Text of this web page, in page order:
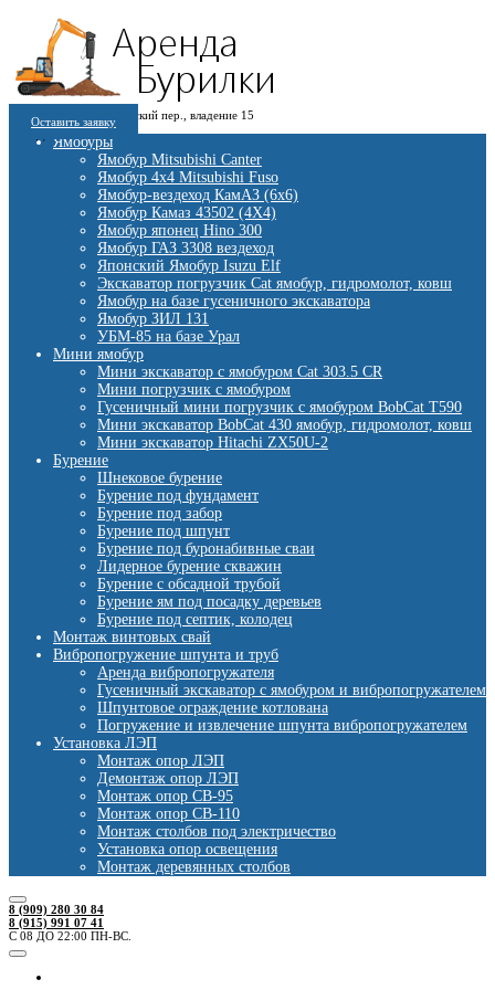
г. Москва, 1-й Котляковский пер., владение 15
burowick@yandex.ru
8 (909) 280 30 84
8 (915) 991 07 41
Оставить заявку
Ямобуры
Ямобур Mitsubishi Canter
Ямобур 4х4 Mitsubishi Fuso
Ямобур-вездеход КамАЗ (6х6)
Ямобур Камаз 43502 (4Х4)
Ямобур японец Hino 300
Ямобур ГАЗ 3308 вездеход
Японский Ямобур Isuzu Elf
Экскаватор погрузчик Cat ямобур, гидромолот, ковш
Ямобур на базе гусеничного экскаватора
Ямобур ЗИЛ 131
УБМ-85 на базе Урал
Мини ямобур
Мини экскаватор с ямобуром Cat 303.5 CR
Мини погрузчик с ямобуром
Гусеничный мини погрузчик с ямобуром BobCat T590
Мини экскаватор BobCat 430 ямобур, гидромолот, ковш
Мини экскаватор Hitachi ZX50U-2
Бурение
Шнековое бурение
Бурение под фундамент
Бурение под забор
Бурение под шпунт
Бурение под буронабивные сваи
Лидерное бурение скважин
Бурение с обсадной трубой
Бурение ям под посадку деревьев
Бурение под септик, колодец
Монтаж винтовых свай
Вибропогружение шпунта и труб
Аренда вибропогружателя
Гусеничный экскаватор с ямобуром и вибропогружателем
Шпунтовое ограждение котлована
Погружение и извлечение шпунта вибропогружателем
Установка ЛЭП
Монтаж опор ЛЭП
Демонтаж опор ЛЭП
Монтаж опор СВ-95
Монтаж опор СВ-110
Монтаж столбов под электричество
Установка опор освещения
Монтаж деревянных столбов
8 (909) 280 30 84
8 (915) 991 07 41
С 08 ДО 22:00 ПН-ВС.